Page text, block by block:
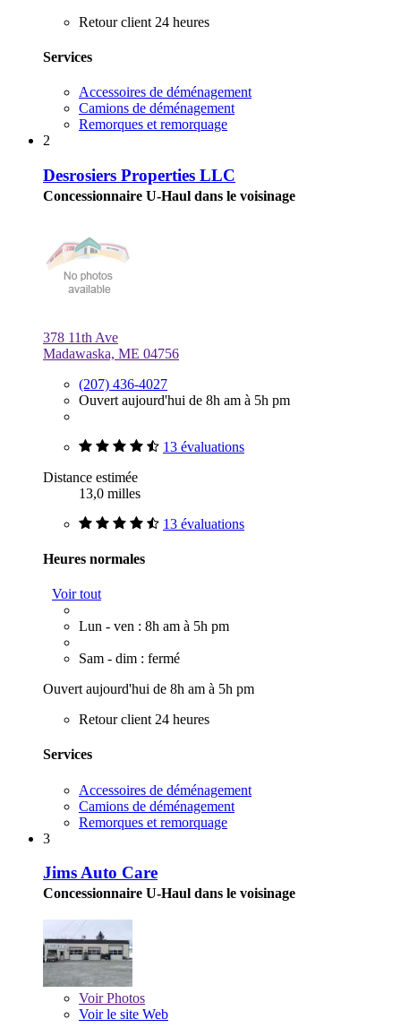
Retour client 24 heures
Services
Accessoires de déménagement
Camions de déménagement
Remorques et remorquage
2
Desrosiers Properties LLC
Concessionnaire U-Haul dans le voisinage
378 11th Ave
Madawaska, ME 04756
(207) 436-4027
Ouvert aujourd'hui de 8h am à 5h pm
13 évaluations
Distance estimée
13,0 milles
13 évaluations
Heures normales
Voir tout
Lun - ven : 8h am à 5h pm
Sam - dim : fermé
Ouvert aujourd'hui de 8h am à 5h pm
Retour client 24 heures
Services
Accessoires de déménagement
Camions de déménagement
Remorques et remorquage
3
Jims Auto Care
Concessionnaire U-Haul dans le voisinage
VoirPhotos
Voir le site Web